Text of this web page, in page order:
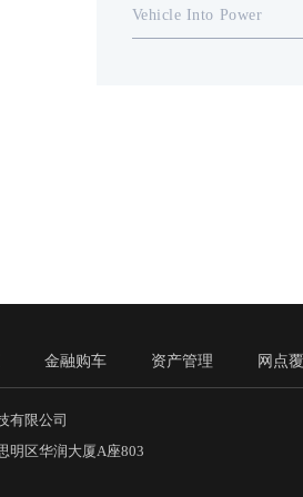
Vehicle Into Power
金融购车 资产管理 网点
有限公司
明区华润大厦A座803